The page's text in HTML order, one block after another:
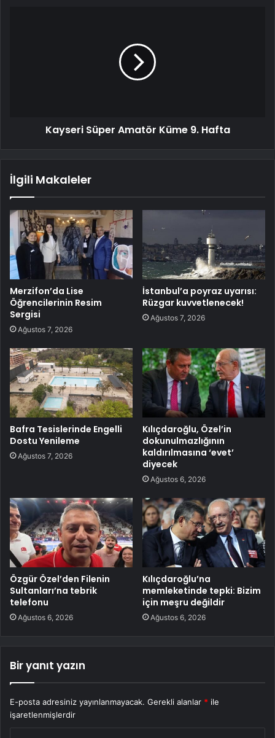
Kayseri Süper Amatör Küme 9. Hafta
İlgili Makaleler
Merzifon’da Lise
Öğrencilerinin Resim
Sergisi
Ağustos 7, 2026
İstanbul’a poyraz uyarısı:
Rüzgar kuvvetlenecek!
Ağustos 7, 2026
Bafra Tesislerinde Engelli
Dostu Yenileme
Ağustos 7, 2026
Kılıçdaroğlu, Özel’in
dokunulmazlığının
kaldırılmasına ‘evet’
diyecek
Ağustos 6, 2026
Özgür Özel’den Filenin
Sultanları’na tebrik
telefonu
Ağustos 6, 2026
Kılıçdaroğlu’na
memleketinde tepki: Bizim
için meşru değildir
Ağustos 6, 2026
Bir yanıt yazın
E-posta adresiniz yayınlanmayacak. Gerekli alanlar * ile
işaretlenmişlerdir